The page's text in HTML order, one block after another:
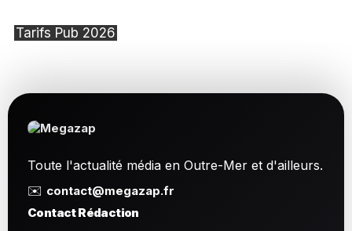
Tarifs Pub 2026
Toute l'actualité média en Outre-Mer et d'ailleurs.
✉️ contact@megazap.fr
Contact Rédaction